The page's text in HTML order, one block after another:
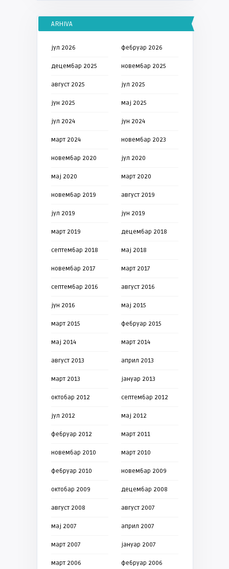
ARHIVA
јул 2026 фебруар 2026
децембар 2025 новембар 2025
август 2025 јул 2025
јун 2025 мај 2025
јул 2024 јун 2024
март 2024 новембар 2023
новембар 2020 јул 2020
мај 2020 март 2020
новембар 2019 август 2019
јул 2019 јун 2019
март 2019 децембар 2018
септембар 2018 мај 2018
новембар 2017 март 2017
септембар 2016 август 2016
јун 2016 мај 2015
март 2015 фебруар 2015
мај 2014 март 2014
август 2013 април 2013
март 2013 јануар 2013
октобар 2012 септембар 2012
јул 2012 мај 2012
фебруар 2012 март 2011
новембар 2010 март 2010
фебруар 2010 новембар 2009
октобар 2009 децембар 2008
август 2008 август 2007
мај 2007 април 2007
март 2007 јануар 2007
март 2006 фебруар 2006